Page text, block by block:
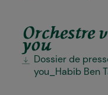
Orchestre
you
Dossier de
you_Habib Ben